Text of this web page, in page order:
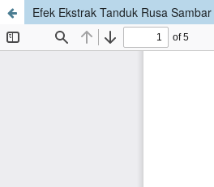
Efek Ekstrak Tanduk Rusa